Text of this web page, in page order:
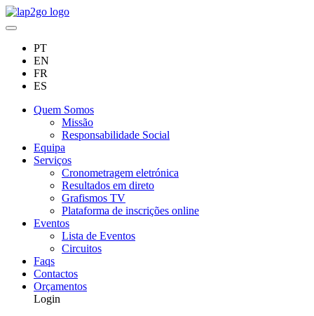
PT
EN
FR
ES
Quem Somos
Missão
Responsabilidade Social
Equipa
Serviços
Cronometragem eletrónica
Resultados em direto
Grafismos TV
Plataforma de inscrições online
Eventos
Lista de Eventos
Circuitos
Faqs
Contactos
Orçamentos
Login